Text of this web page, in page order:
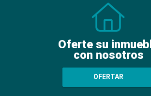
Oferte su
con nosotros
OFERTAR